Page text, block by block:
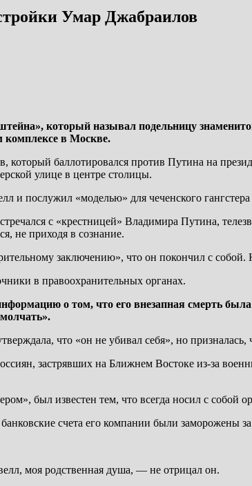
Умар Джабраилов
который называл подельницу
в Москве.
баллотировался против Путина на
улице в центре столицы.
и послужил «моделью» для чеченского
с «крестницей» Владимира Путина,
не приходя в сознание.
заключению», что он покончил с
в правоохранительных органах.
о том, что его внезапная смерть
что «он не убивал себя», но
застрявших на Ближнем Востоке из-за
был известен тем, что всегда носил с собой
счета его компании были заморожены за
моя родственная душа, — не отрицал он.